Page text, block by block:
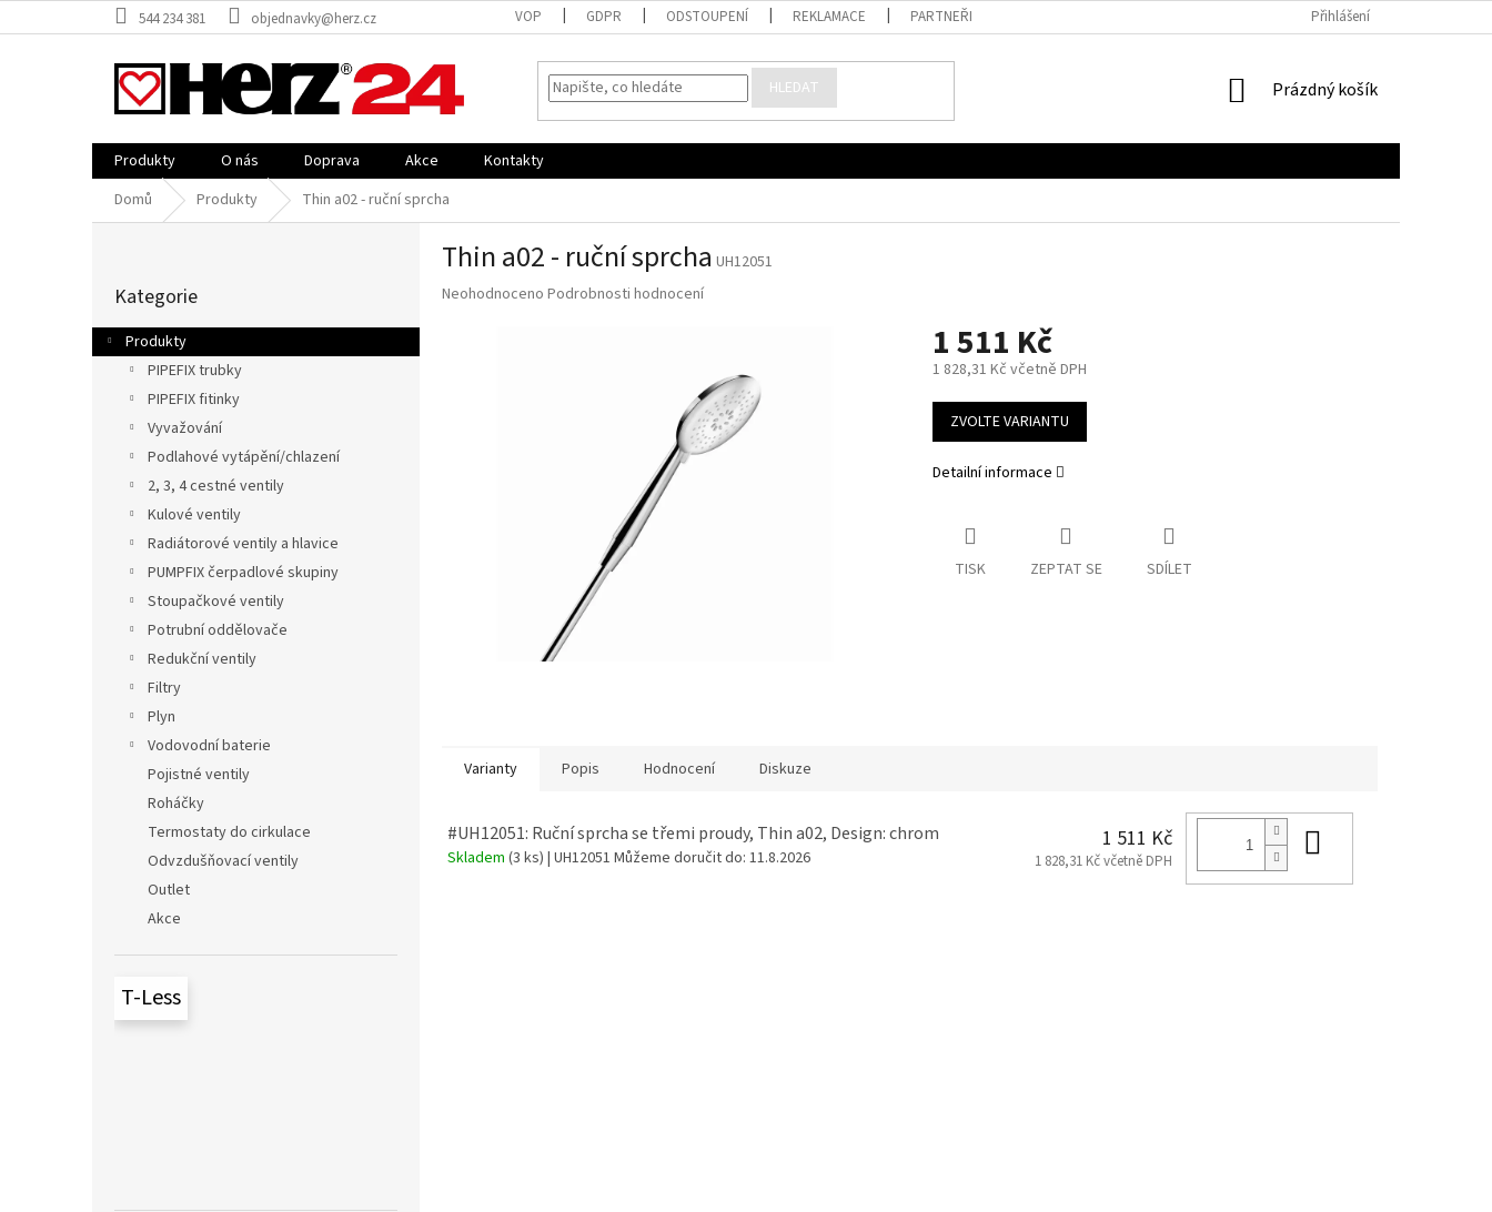
na
544 234 381 objednavky@herz.cz VOP GDPR ODSTOUPENÍ REKLAMACE PARTNEŘI Přihlášení
HLEDAT
NÁKUPNÍ
Prázdný košík
Produkty O nás Doprava Akce
Kontakty
Domů
Produkty Thin a02 - ruční sprcha
r
a
kategorie
Kategorie
Produkty
PIPEFIX trubky
PIPEFIX fitinky
Vyvažování
Podlahové vytápění/chlazení
2, 3, 4 cestné ventily
Kulové ventily
Radiátorové ventily a hlavice
PUMPFIX čerpadlové skupiny
Stoupačkové ventily
Potrubní oddělovače
Redukční ventily
Filtry
Plyn
Vodovodní baterie
Pojistné ventily
Roháčky
Termostaty do cirkulace
Odvzdušňovací ventily
Outlet
Akce
T-Less
Thin a02 - ruční sprcha UH12051
Průměrné
Neohodnoceno Podrobnosti hodnocení
1 511 Kč
1 828,31 Kč včetně DPH
Měrná
cena:
ZVOLTE VARIANTU
Detailní informace
TISK ZEPTAT SE SDÍLET
Varianty Popis Hodnocení Diskuze
#UH12051: Ruční sprcha se třemi proudy, Thin a02, Design: chrom
Skladem (3 ks) | UH12051 Můžeme doručit do: 11.8.2026
1 511 Kč
1 828,31 Kč včetně DPH